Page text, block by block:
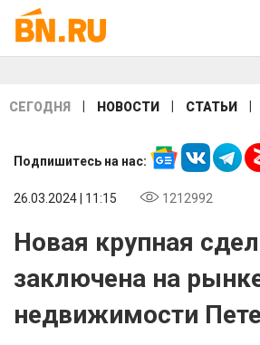
СЕГОДНЯ НОВОСТИ СТАТЬИ
Подпишитесь на нас:
26.03.2024 | 11:15 1212992
Новая крупная
заключена на
недвижимости